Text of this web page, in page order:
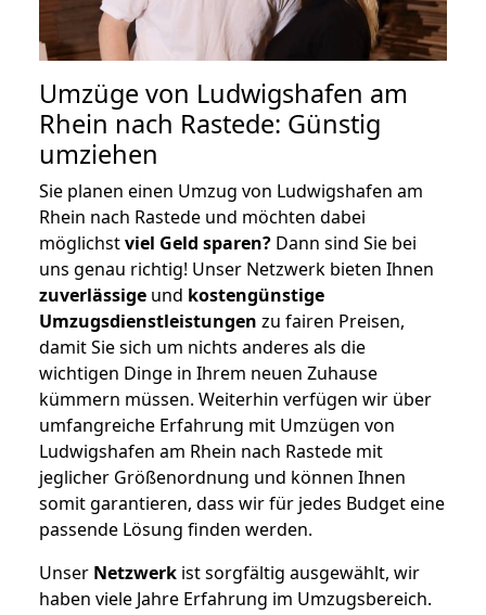
Umzüge von Ludwigshafen am
Rhein nach Rastede: Günstig
umziehen
Sie planen einen Umzug von Ludwigshafen am
Rhein nach Rastede und möchten dabei
möglichstviel Geld sparen? Dann sind Sie bei
uns genau richtig! Unser Netzwerk bieten Ihnen
zuverlässige und kostengünstige
Umzugsdienstleistungen zu fairen Preisen,
damit Sie sich um nichts anderes als die
wichtigen Dinge in Ihrem neuen Zuhause
kümmern müssen. Weiterhin verfügen wir über
umfangreiche Erfahrung mit Umzügen von
Ludwigshafen am Rhein nach Rastede mit
jeglicher Größenordnung und können Ihnen
somit garantieren, dass wir für jedes Budget eine
passende Lösung finden werden.
Unser Netzwerk ist sorgfältig ausgewählt, wir
haben viele Jahre Erfahrung im Umzugsbereich.